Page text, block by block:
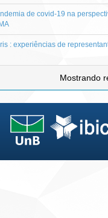
de covid-19 na
: experiências de
Mostrando